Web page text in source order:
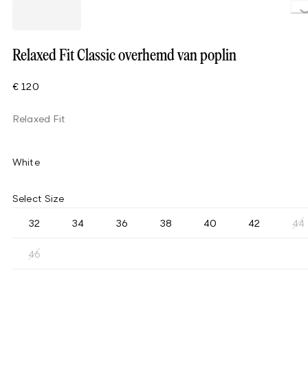
Relaxed Fit Classic overhemd van poplin
€ 120
Relaxed Fit
White
Select Size
32 34 36 38 40 42 44
46